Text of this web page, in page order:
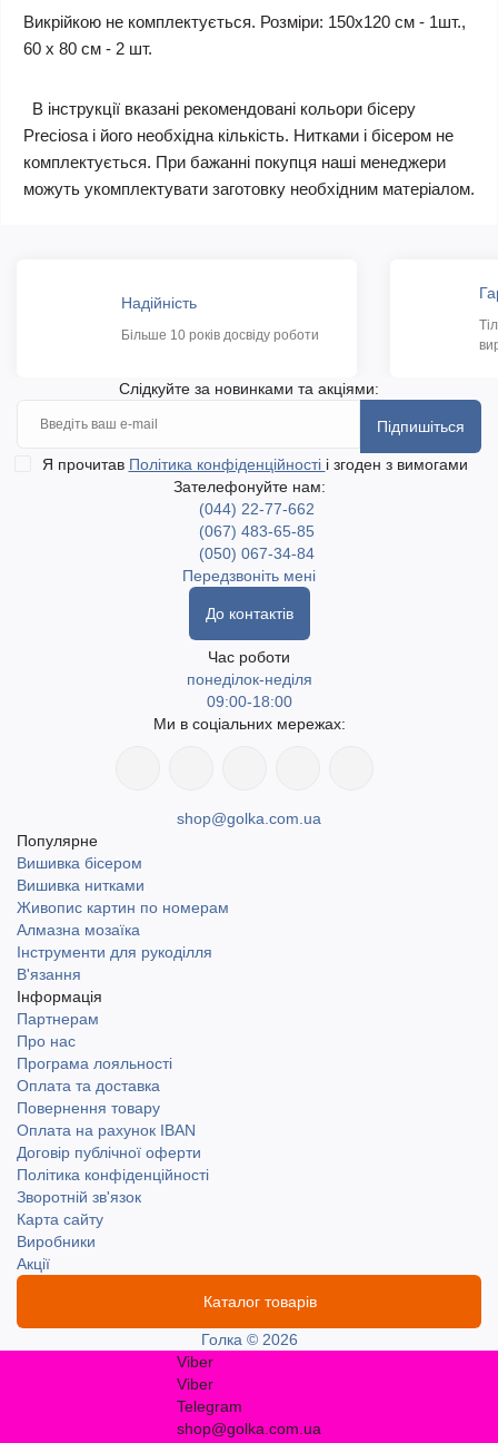
Викрійкою не комплектується. Розміри: 150х120 см - 1шт.,
60 х 80 см - 2 шт.
В інструкції вказані рекомендовані кольори бісеру
Preciosa і його необхідна кількість. Нитками і бісером не
комплектується. При бажанні покупця наші менеджери
можуть укомплектувати заготовку необхідним матеріалом.
Надійність
Більше 10 років досвіду роботи
Слідкуйте за новинками та акціями:
Підпишіться
Я прочитав Політика конфіденційності і згоден з вимогами
Зателефонуйте нам:
(044) 22-77-662
(067) 483-65-85
(050) 067-34-84
Передзвоніть мені
До контактів
Час роботи
понеділок-неділя
09:00-18:00
Ми в соціальних мережах:
shop@golka.com.ua
Популярне
Вишивка бісером
Вишивка нитками
Живопис картин по номерам
Алмазна мозаїка
Інструменти для рукоділля
В'язання
Інформація
Партнерам
Про нас
Програма лояльності
Оплата та доставка
Повернення товару
Оплата на рахунок IBAN
Договір публічної оферти
Політика конфіденційності
Зворотній зв'язок
Карта сайту
Виробники
Акції
Каталог товарів
Голка © 2026
Viber
Viber
Telegram
shop@golka.com.ua